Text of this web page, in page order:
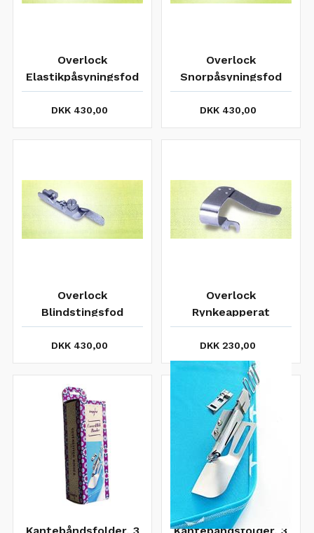
Overlock
Elastikpåsyningsfod
BERNINA / JUKI
DKK 430,00
Overlock
Snorpåsyningsfod
BERNINA / JUKI
DKK 430,00
Overlock
Blindstingsfod
BERNINA / JUKI
DKK 430,00
Overlock
Rynkeapperat
BERNINA / JUKI
DKK 230,00